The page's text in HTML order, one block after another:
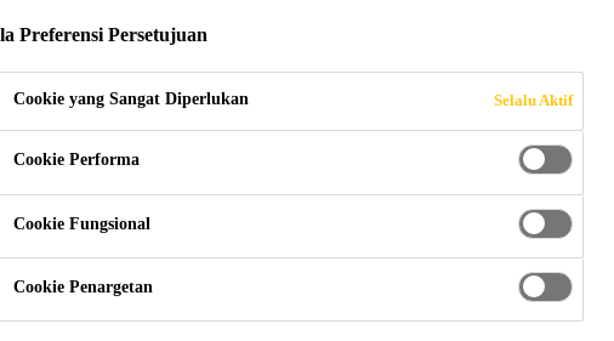
SIKA
Lunak Desain FRP Sika
Sika® CarboDur® FRP Design Software terbaru kami
sebagai panduan untuk desain dan konstruksi
beton.
Preferensi Persetujuan
Cookie yang Sangat Diperlukan Selalu Aktif
Cookie Performa
Cookie Fungsional
Cookie Penargetan